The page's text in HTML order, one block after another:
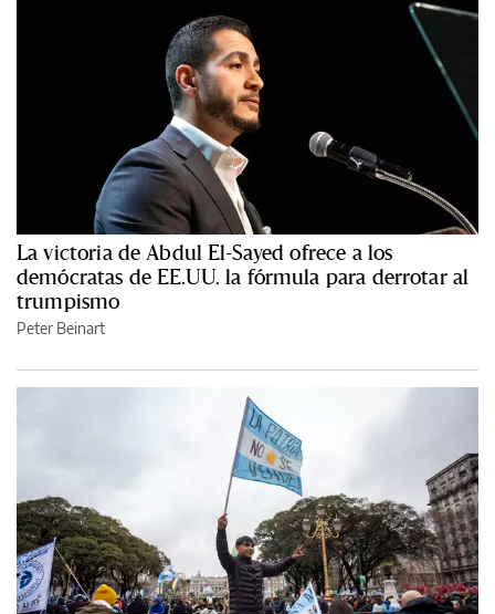
La victoria de Abdul El-Sayed ofrece a los
demócratas de EE.UU. la fórmula para derrotar al
trumpismo
Peter Beinart